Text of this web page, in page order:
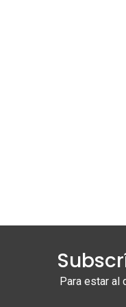
Para estar al